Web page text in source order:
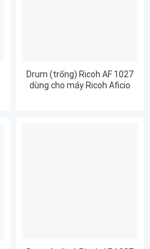
Drum (trống) Ricoh AF 1027
dùng cho máy Ricoh Aficio